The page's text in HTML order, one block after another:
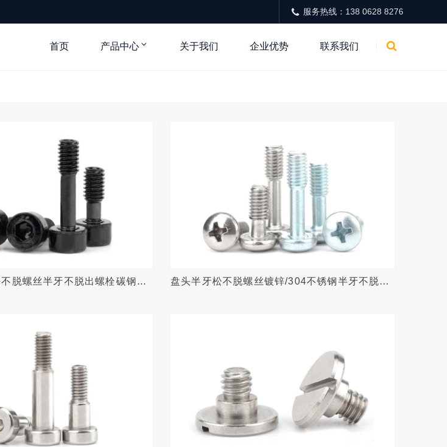
服务热线：138 0628 8276
首页 产品中心 关于我们 企业优势 联系我们
脱螺丝半牙不脱出螺栓碳钢黑
盘头半牙松不脱螺丝镀锌/304不锈钢半牙不脱出